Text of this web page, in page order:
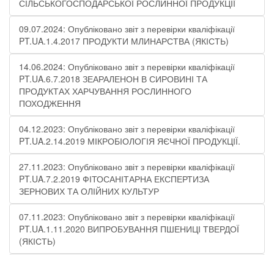
СІЛЬСЬКОГОСПОДАРСЬКОЇ РОСЛИННОЇ ПРОДУКЦІЇ
09.07.2024: Опубліковано звіт з перевірки кваліфікації
PT.UA.1.4.2017 ПРОДУКТИ МЛИНАРСТВА (ЯКІСТЬ)
14.06.2024: Опубліковано звіт з перевірки кваліфікації
PT.UA.6.7.2018 ЗЕАРАЛЕНОН В СИРОВИНІ ТА
ПРОДУКТАХ ХАРЧУВАННЯ РОСЛИННОГО
ПОХОДЖЕННЯ
04.12.2023: Опубліковано звіт з перевірки кваліфікації
PT.UA.2.14.2019 МІКРОБІОЛОГІЯ ЯЄЧНОЇ ПРОДУКЦІЇ​.
27.11.2023: Опубліковано звіт з перевірки кваліфікації
PT.UA.7.2.2019 ФІТОСАНІТАРНА ЕКСПЕРТИЗА
ЗЕРНОВИХ ТА ОЛІЙНИХ КУЛЬТУР
07.11.2023: Опубліковано звіт з перевірки кваліфікації
PT.UA.1.11.2020 ВИПРОБУВАННЯ ПШЕНИЦІ ТВЕРДОЇ
(ЯКІСТЬ)